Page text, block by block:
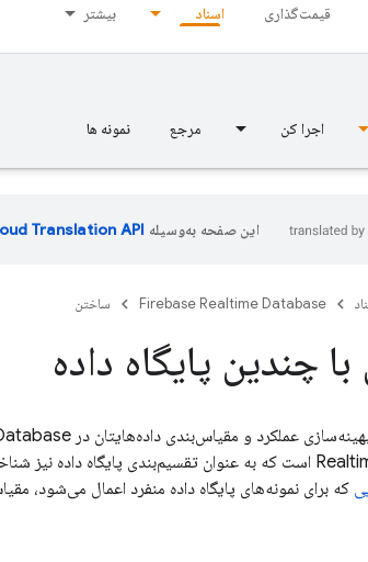
قیمت‌گذاری اسناد بیشتر
اجرا کن مرجع نمونه ها
این صفحه به‌وسیله
Firebase Realtime Database ساختن
چندین پایگاه داده
عملکرد و مقیاس‌بندی داده‌هایتان در
است که به عنوان تقسیم‌بندی پایگاه داده نیز
که برای نمونه‌های پایگاه داده منفرد اعمال می‌شود،